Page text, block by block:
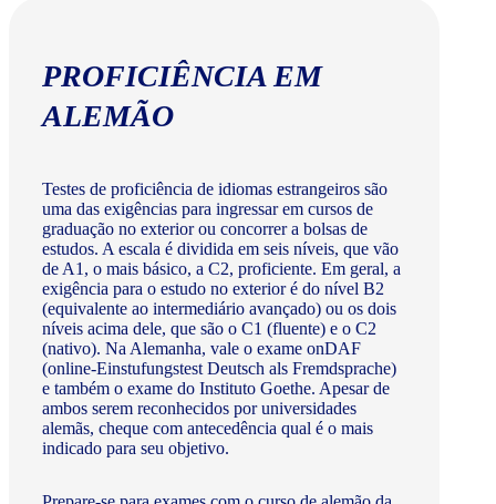
PROFICIÊNCIA EM
ALEMÃO
Testes de proficiência de idiomas estrangeiros são
uma das exigências para ingressar em cursos de
graduação no exterior ou concorrer a bolsas de
estudos. A escala é dividida em seis níveis, que vão
de A1, o mais básico, a C2, proficiente. Em geral, a
exigência para o estudo no exterior é do nível B2
(equivalente ao intermediário avançado) ou os dois
níveis acima dele, que são o C1 (fluente) e o C2
(nativo). Na Alemanha, vale o exame onDAF
(online-Einstufungstest Deutsch als Fremdsprache)
e também o exame do Instituto Goethe. Apesar de
ambos serem reconhecidos por universidades
alemãs, cheque com antecedência qual é o mais
indicado para seu objetivo.